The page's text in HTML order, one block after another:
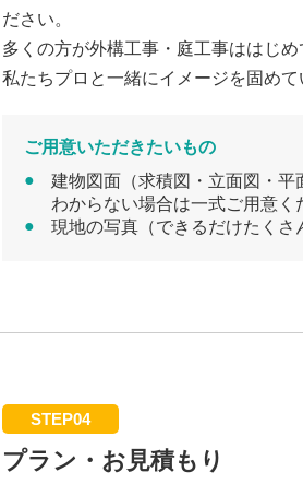
ださい。
多くの方が外構工事・庭工事ははじめ
私たちプロと一緒にイメージを固めて
ご用意いただきたいもの
建物図面（求積図・立面図・平
わからない場合は一式ご用意く
現地の写真（できるだけたくさ
STEP04
プラン・お見積もり